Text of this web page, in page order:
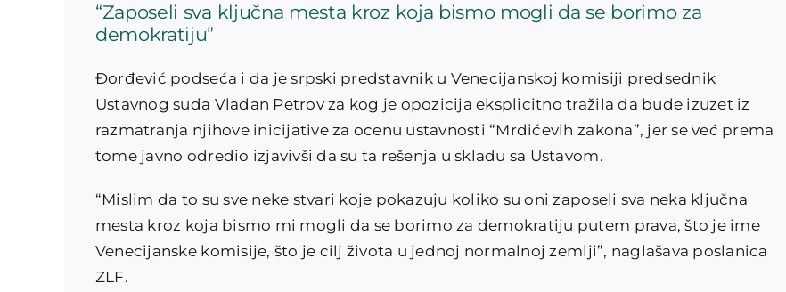
“Zaposeli sva ključna mesta kroz koja bismo mogli da se borimo za
demokratiju”
Đorđević podseća i da je srpski predstavnik u Venecijanskoj komisiji predsednik
Ustavnog suda Vladan Petrov za kog je opozicija eksplicitno tražila da bude izuzet iz
razmatranja njihove inicijative za ocenu ustavnosti “Mrdićevih zakona”, jer se već prema
tome javno odredio izjavivši da su ta rešenja u skladu sa Ustavom.
“Mislim da to su sve neke stvari koje pokazuju koliko su oni zaposeli sva neka ključna
mesta kroz koja bismo mi mogli da se borimo za demokratiju putem prava, što je ime
Venecijanske komisije, što je cilj života u jednoj normalnoj zemlji”, naglašava poslanica
ZLF.